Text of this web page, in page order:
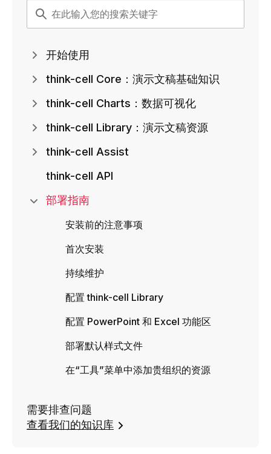
开始使用
think-cell Core：演示文稿基础知识
think-cell Charts：数据可视化
think-cell Library：演示文稿资源
think-cell Assist
think-cell API
部署指南
安装前的注意事项
首次安装
持续维护
配置 think-cell Library
配置 PowerPoint 和 Excel 功能区
部署默认样式文件
在“工具”菜单中添加贵组织的资源
需要排查问题
查看我们的知识库